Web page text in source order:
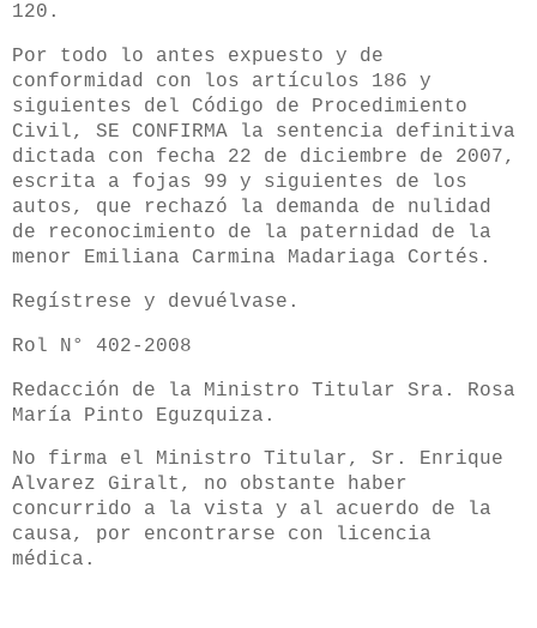
120.
Por todo lo antes expuesto y de
conformidad con los artículos 186 y
siguientes del Código de Procedimiento
Civil, SE CONFIRMA la sentencia definitiva
dictada con fecha 22 de diciembre de 2007,
escrita a fojas 99 y siguientes de los
autos, que rechazó la demanda de nulidad
de reconocimiento de la paternidad de la
menor Emiliana Carmina Madariaga Cortés.
Regístrese y devuélvase.
Rol N° 402-2008
Redacción de la Ministro Titular Sra. Rosa
María Pinto Eguzquiza.
No firma el Ministro Titular, Sr. Enrique
Alvarez Giralt, no obstante haber
concurrido a la vista y al acuerdo de la
causa, por encontrarse con licencia
médica.